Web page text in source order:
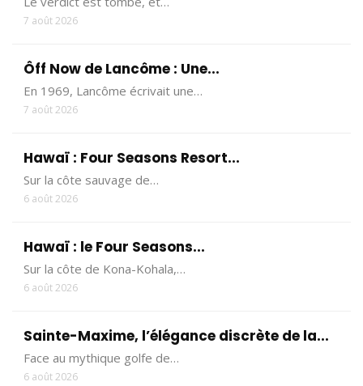
7 août 2026
Ôff Now de Lancôme : Une...
En 1969, Lancôme écrivait une…
7 août 2026
Hawaï : Four Seasons Resort...
Sur la côte sauvage de…
6 août 2026
Hawaï : le Four Seasons...
Sur la côte de Kona-Kohala,…
6 août 2026
Sainte-Maxime, l’élégance discrète de la...
Face au mythique golfe de…
6 août 2026